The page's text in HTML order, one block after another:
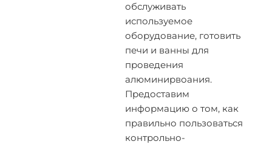
обслуживать
используемое
оборудование, готовить
печи и ванны для
проведения
алюминирвоания.
Предоставим
информацию о том, как
правильно пользоваться
контрольно-